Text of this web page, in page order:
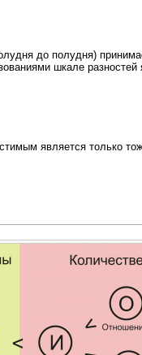
до полудня)
шкале разностей
является только